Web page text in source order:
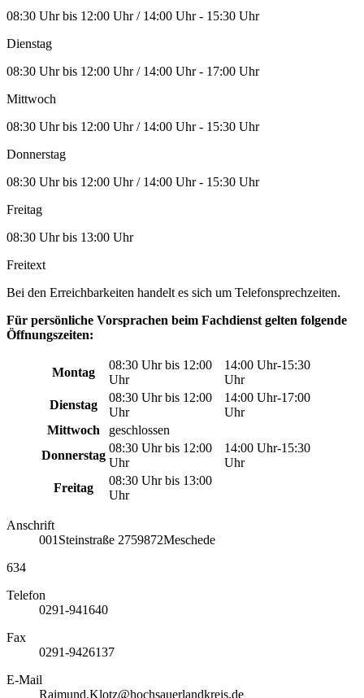
08:30 Uhr bis 12:00 Uhr / 14:00 Uhr - 15:30 Uhr
Dienstag
08:30 Uhr bis 12:00 Uhr / 14:00 Uhr - 17:00 Uhr
Mittwoch
08:30 Uhr bis 12:00 Uhr / 14:00 Uhr - 15:30 Uhr
Donnerstag
08:30 Uhr bis 12:00 Uhr / 14:00 Uhr - 15:30 Uhr
Freitag
08:30 Uhr bis 13:00 Uhr
Freitext
Bei den Erreichbarkeiten handelt es sich um Telefonsprechzeiten.
Für persönliche Vorsprachen beim Fachdienst gelten folgende
Öffnungszeiten:
Montag
08:30 Uhr bis 12:00
Uhr
14:00 Uhr-15:30
Uhr
Dienstag
08:30 Uhr bis 12:00
Uhr
14:00 Uhr-17:00
Uhr
Mittwoch
geschlossen
Donnerstag
08:30 Uhr bis 12:00
Uhr
14:00 Uhr-15:30
Uhr
Freitag
08:30 Uhr bis 13:00
Uhr
Anschrift
001 Steinstraße 2759872Meschede
634
Telefon
0291-941640
Fax
0291-9426137
E-Mail
Raimund.Klotz@hochsauerlandkreis.de